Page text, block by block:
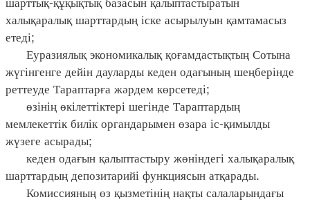
халықаралық шарттардың іске асырылуын қамтамасыз
етеді;
Еуразиялық экономикалық қоғамдастықтың Сотына
жүгінгенге дейін дауларды кеден одағының шеңберінде
реттеуде Тараптарға жәрдем көрсетеді;
өзінің өкілеттіктері шегінде Тараптардың
мемлекеттік билік органдарымен өзара іс-қимылды
жүзеге асырады;
кеден одағын қалыптастыру жөніндегі халықаралық
шарттардың депозитарийі функциясын атқарады.
Комиссияның өз қызметінің нақты салаларындағы